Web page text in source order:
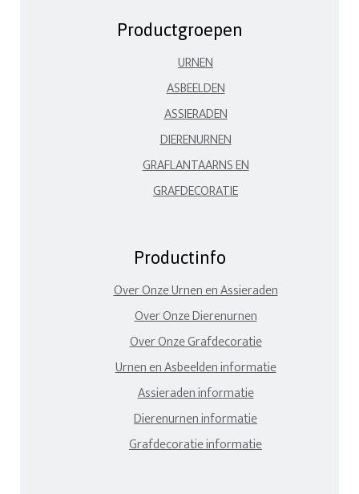
Productgroepen
URNEN
ASBEELDEN
ASSIERADEN
DIERENURNEN
GRAFLANTAARNS EN
GRAFDECORATIE
Productinfo
Over Onze Urnen en Assieraden
Over Onze Dierenurnen
Over Onze Grafdecoratie
Urnen en Asbeelden informatie
Assieraden informatie
Dierenurnen informatie
Grafdecoratie informatie